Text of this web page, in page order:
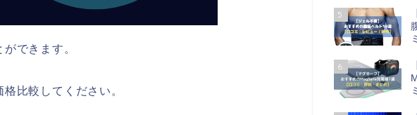
できます。
比較してください。
5
6